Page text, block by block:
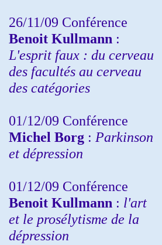
26/11/09 Conférence
Benoit Kullmann :
L'esprit faux : du cerveau
des facultés au cerveau
des catégories
01/12/09 Conférence
Michel Borg : Parkinson
et dépression
01/12/09 Conférence
Benoit Kullmann : l'art
et le prosélytisme de la
dépression